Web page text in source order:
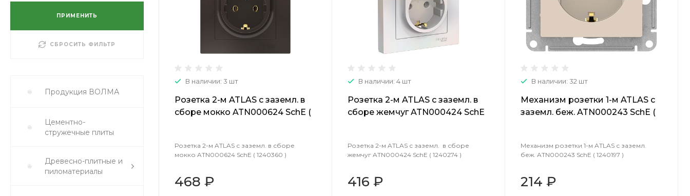
ПРИМЕНИТЬ
СБРОСИТЬ ФИЛЬТР
Продукция ВОЛМА
Цементно-
стружечные плиты
Древесно-плитные и
пиломатериалы
В наличии: 3 шт
Розетка 2-м ATLAS с заземл. в
сборе мокко ATN000624 SchE (
Розетка 2-м ATLAS с заземл. в сборе
мокко ATN000624 SchE ( 1240360 )
468 ₽
В наличии: 4 шт
Розетка 2-м ATLAS с заземл. в
сборе жемчуг ATN000424 SchE
Розетка 2-м ATLAS с заземл. в сборе
жемчуг ATN000424 SchE ( 1240274 )
416 ₽
В наличии: 32 шт
Механизм розетки 1-м ATLAS с
заземл. беж. ATN000243 SchE (
Механизм розетки 1-м ATLAS с заземл.
беж. ATN000243 SchE ( 1240197 )
214 ₽